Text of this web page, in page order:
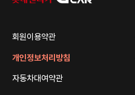
회원이용약관
개인정보처리방침
자동차대여약관